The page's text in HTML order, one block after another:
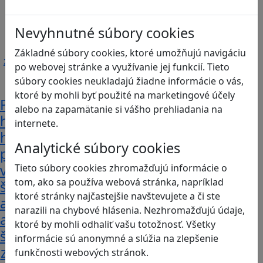
Nevyhnutné súbory cookies
Základné súbory cookies, ktoré umožňujú navigáciu
po webovej stránke a využívanie jej funkcií. Tieto
súbory cookies neukladajú žiadne informácie o vás,
ktoré by mohli byť použité na marketingové účely
alebo na zapamätanie si vášho prehliadania na
internete.
Analytické súbory cookies
Tieto súbory cookies zhromažďujú informácie o
tom, ako sa používa webová stránka, napríklad
ktoré stránky najčastejšie navštevujete a či ste
narazili na chybové hlásenia. Nezhromažďujú údaje,
ktoré by mohli odhaliť vašu totožnosť. Všetky
informácie sú anonymné a slúžia na zlepšenie
funkčnosti webových stránok.
Počítačové
hry
hrajú
prakticky
všetci
školáci
a
aj
štyria
z